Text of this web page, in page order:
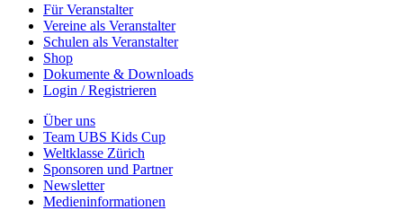
Für Veranstalter
Vereine als Veranstalter
Schulen als Veranstalter
Shop
Dokumente & Downloads
Login / Registrieren
Über uns
Team UBS Kids Cup
Weltklasse Zürich
Sponsoren und Partner
Newsletter
Medieninformationen